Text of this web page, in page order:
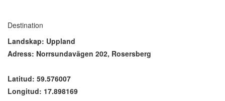
Destination
Landskap: Uppland
Adress: Norrsundavägen 202, Rosersberg
Latitud: 59.576007
Longitud: 17.898169